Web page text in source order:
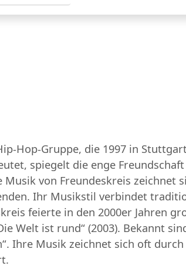
Hop-Gruppe, die 1997 in
spiegelt die enge
Musik von Freundeskreis zeichnet
Ihr Musikstil verbindet
feierte in den 2000er Jahren
Welt ist rund“ (2003). Bekannt
Ihre Musik zeichnet sich oft